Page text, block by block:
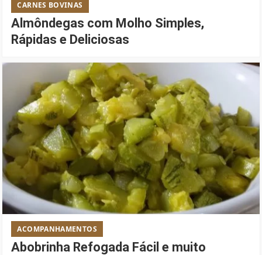
CARNES BOVINAS
Almôndegas com Molho Simples,
Rápidas e Deliciosas
ACOMPANHAMENTOS
Abobrinha Refogada Fácil e muito